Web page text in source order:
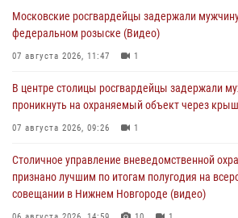
Московские росгвардейцы задержали
федеральном розыске (Видео)
07 августа 2026, 11:47 1
В центре столицы росгвардейцы задержали
проникнуть на охраняемый объект через
07 августа 2026, 09:26 1
Столичное управление вневедомственной
признано лучшим по итогам полугодия на
совещании в Нижнем Новгороде (видео)